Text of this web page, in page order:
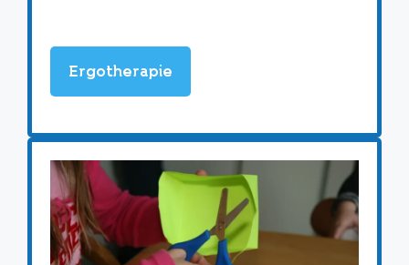
Ergotherapie